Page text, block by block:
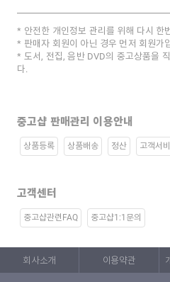
안전한 개인정보 관리를 위해 다시 한
판매자 회원이 아닌 경우 먼저 회원가
도서, 전집, 음반 DVD의 중고상품을
다.
중고샵 판매관리 이용안내
상품등록 상품배송 정산 고객서
고객센터
중고샵관련FAQ 중고샵1:1문의
회사소개 이용약관